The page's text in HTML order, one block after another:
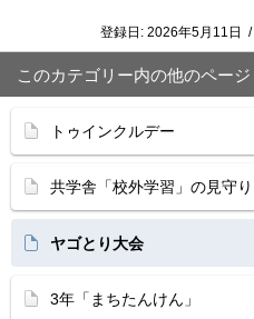
登録日: 2026年5月11日 /
このカテゴリー内の他のページ
トゥインクルデー
共学舎「校外学習」の見守り
ヤゴとり大会
3年「まちたんけん」